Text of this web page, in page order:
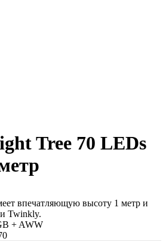
Tree 70 LEDs
впечатляющую высоту 1 метр и
Twinkly.
+ AWW